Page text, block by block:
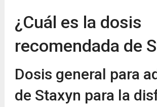
¿Cuál es la dosis
recomendada de
Dosis general para
de Staxyn para la